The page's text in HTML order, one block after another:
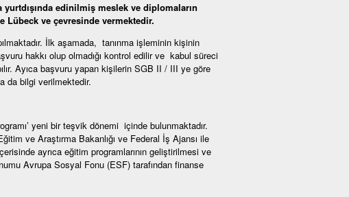
edinilmiş meslek ve diplomaların
Lübeck ve çevresinde vermektedir.
İlk aşamada, tanınma işleminin kişinin
hakkı olup olmadığı kontrol edilir ve kabul süreci
Ayıca başvuru yapan kişilerin SGB II / III ye göre
da bilgi verilmektedir.
yeni bir teşvik dönemi içinde bulunmaktadır.
ve Araştırma Bakanlığı ve Federal İş Ajansı ile
ayrıca eğitim programlarının geliştirilmesi ve
Avrupa Sosyal Fonu (ESF) tarafından finanse